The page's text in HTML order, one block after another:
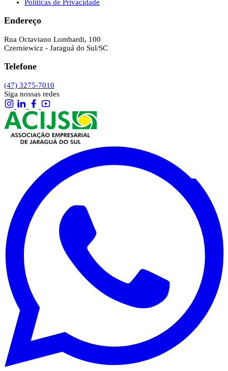
Políticas de Privacidade
Endereço
Rua Octaviano Lombardi, 100
Czerniewicz - Jaraguá do Sul/SC
Telefone
(47) 3275-7010
Siga nossas redes